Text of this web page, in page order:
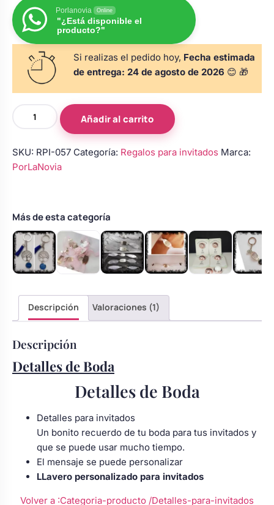
para arras
alianzas
porta alianzas
de boda
damas de honor
Perchas de comunión
personalizadas
Rasca y Gana para Comunión:
Sorpresas y Diversión
Detalles de comunión para invitados
Ver todo
Bolsos personalizados
Neceseres personalizados
Otros regalos
Ver todo
Porlanovia Online
"¿Está disponible el
producto?"
Si realizas el pedido hoy, Fecha estimada
de entrega: 24 de agosto de 2026 😊 🎁
personalizado
detalles
de
Modelo
2
cantidad
Añadir al carrito
SKU: RPI-057 Categoría: Regalos para invitados Marca:
PorLaNovia
Más de esta categoría
Descripción Valoraciones (1)
Descripción
Detalles de Boda
Detalles de Boda
Detalles para invitados
Un bonito recuerdo de tu boda para tus invitados y
que se puede usar mucho tiempo.
El mensaje se puede personalizar
LLavero personalizado para invitados
Volver a :Categoria-producto /Detalles-para-invitados